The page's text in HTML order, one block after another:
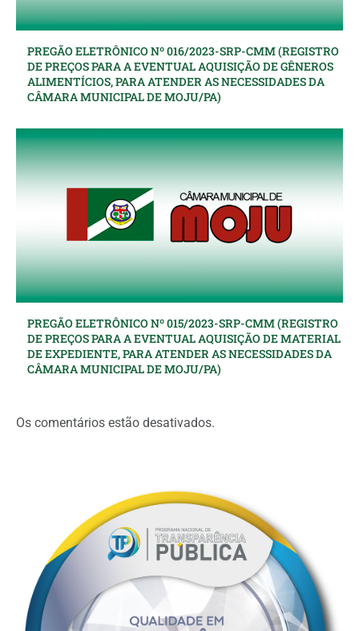
PREGÃO ELETRÔNICO Nº 016/2023-SRP-CMM (REGISTRO
DE PREÇOS PARA A EVENTUAL AQUISIÇÃO DE GÊNEROS
ALIMENTÍCIOS, PARA ATENDER AS NECESSIDADES DA
CÂMARA MUNICIPAL DE MOJU/PA)
PREGÃO ELETRÔNICO Nº 015/2023-SRP-CMM (REGISTRO
DE PREÇOS PARA A EVENTUAL AQUISIÇÃO DE MATERIAL
DE EXPEDIENTE, PARA ATENDER AS NECESSIDADES DA
CÂMARA MUNICIPAL DE MOJU/PA)
Os comentários estão desativados.